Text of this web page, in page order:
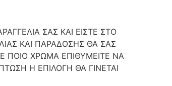
ΣΑΣ ΚΑΙ ΕΙΣΤΕ ΣΤΟ
ΚΑΙ ΠΑΡΑΔΟΣΗΣ ΘΑ ΣΑΣ
ΠΟΙΟ ΧΡΩΜΑ ΕΠΙΘΥΜΕΙΤΕ ΝΑ
Η ΕΠΙΛΟΓΗ ΘΑ ΓΙΝΕΤΑΙ